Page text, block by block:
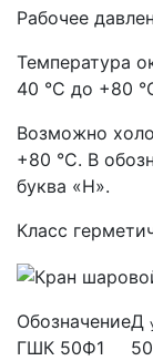
Рабочее
Температура
40 °С до +80
Возможно
+80 °С. В
буква «Н».
Класс
ОбозначениеД
ГШК 50Ф1
50